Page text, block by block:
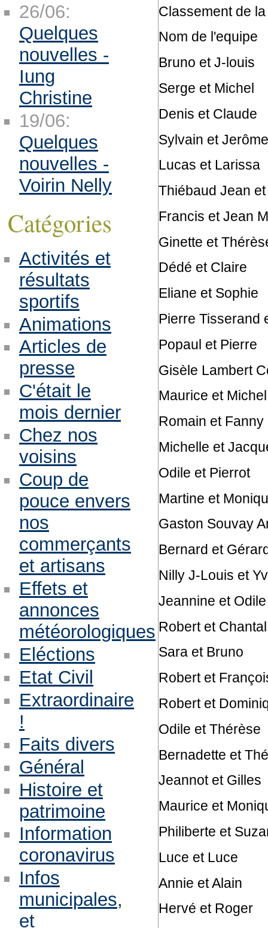
Classement de
Nom de l'equipe
Bruno et J-louis
Serge et Michel
Denis et Claude
Sylvain et Jerôme
Lucas et Larissa
Thiébaud Jean
Francis et Jean
Ginette et
Dédé et Claire
Eliane et Sophie
Pierre Tisserand
Popaul et Pierre
Gisèle Lambert
Maurice et
Romain et Fanny
Michelle et
Odile et Pierrot
Martine et
Gaston Souvay
Bernard et
Nilly J-Louis et
Jeannine et Odile
Robert et Chantal
Sara et Bruno
Robert et
Robert et
Odile et Thérèse
Bernadette et
Jeannot et Gilles
Maurice et
Philiberte et
Luce et Luce
Annie et Alain
Hervé et Roger
26/06:
Quelques
nouvelles -
Iung
Christine
19/06:
Quelques
nouvelles -
Voirin Nelly
Catégories
Activités et
résultats
sportifs
Animations
Articles de
presse
C'était le
mois dernier
Chez nos
voisins
Coup de
pouce envers
nos
commerçants
et artisans
Effets et
annonces
météorologiques
Eléctions
Etat Civil
Extraordinaire
!
Faits divers
Général
Histoire et
patrimoine
Information
coronavirus
Infos
municipales,
et